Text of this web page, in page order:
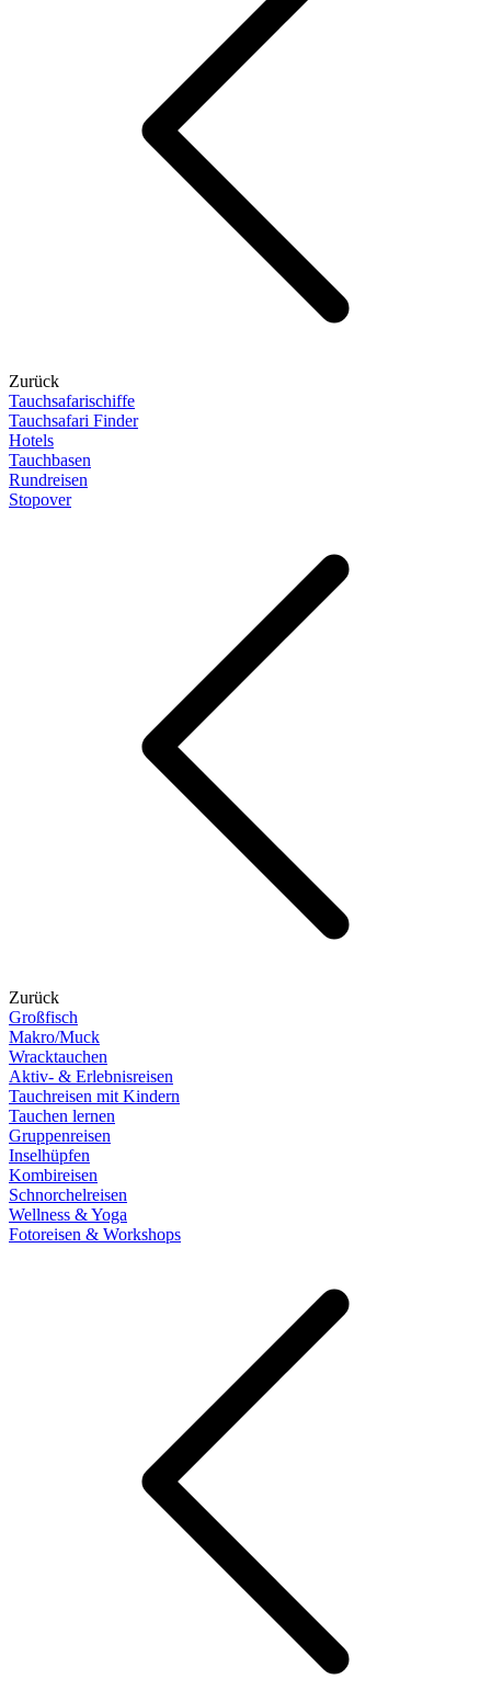
Zurück
Tauchsafarischiffe
Tauchsafari Finder
Hotels
Tauchbasen
Rundreisen
Stopover
Zurück
Großfisch
Makro/Muck
Wracktauchen
Aktiv- & Erlebnisreisen
Tauchreisen mit Kindern
Tauchen lernen
Gruppenreisen
Inselhüpfen
Kombireisen
Schnorchelreisen
Wellness & Yoga
Fotoreisen & Workshops